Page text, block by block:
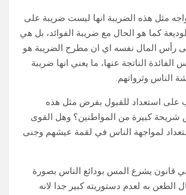
مثل هذه الضريبة انها ليست ضريبة على
كما هو الحال مع ضريبة الفوائد، بل هي
رأس المال نفسه اي ان مطرح الضريبة هو
الفائدة الناتجة عنها، ما يعني انها ضريبة
الناس وثرواتهم.
على استعداد للقبول بفرض مثل هذه
شريحة كبيرة من المواطنين؟ وهل القوى
لمواجهة الناس في لقمة عيشهم وجنى
قانون يشرع المس بودائع الناس بصورة
الطعن به لعدم دستوريته كبير جدا لانه